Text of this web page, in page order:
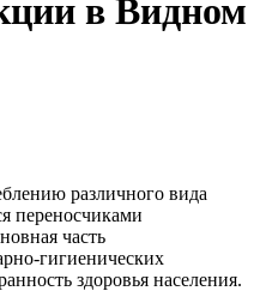
в Видном
различного вида
переносчиками
часть
гигиенических
здоровья населения.